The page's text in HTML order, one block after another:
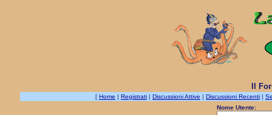
Il
[ Home | Registrati | Discussioni Attive | Discussioni Recenti |
Nome Utente: